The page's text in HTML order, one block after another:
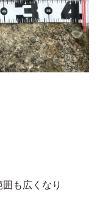
も広くなり